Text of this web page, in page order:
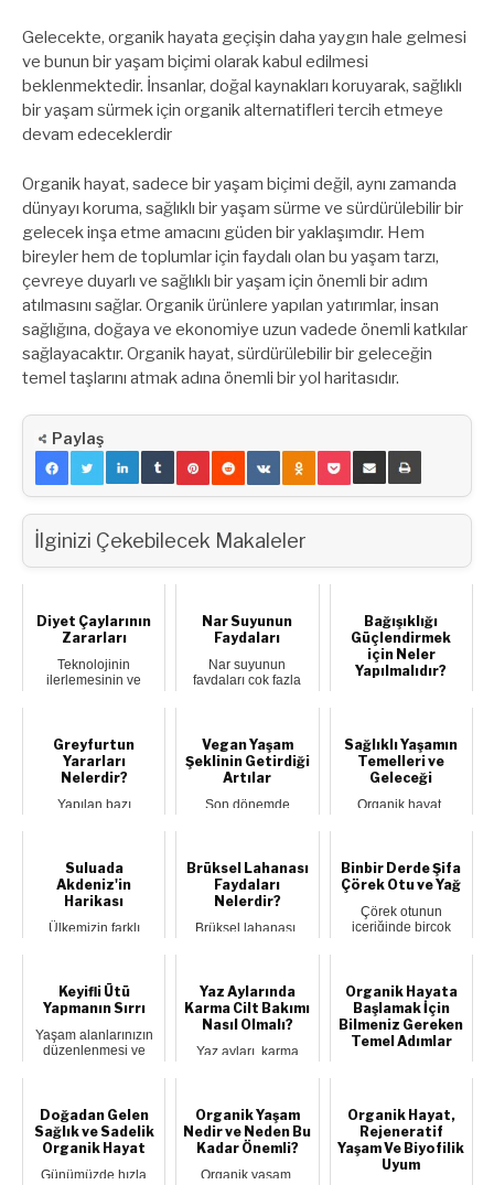
Gelecekte, organik hayata geçişin daha yaygın hale gelmesi
ve bunun bir yaşam biçimi olarak kabul edilmesi
beklenmektedir. İnsanlar, doğal kaynakları koruyarak, sağlıklı
bir yaşam sürmek için organik alternatifleri tercih etmeye
devam edeceklerdir
Organik hayat, sadece bir yaşam biçimi değil, aynı zamanda
dünyayı koruma, sağlıklı bir yaşam sürme ve sürdürülebilir bir
gelecek inşa etme amacını güden bir yaklaşımdır. Hem
bireyler hem de toplumlar için faydalı olan bu yaşam tarzı,
çevreye duyarlı ve sağlıklı bir yaşam için önemli bir adım
atılmasını sağlar. Organik ürünlere yapılan yatırımlar, insan
sağlığına, doğaya ve ekonomiye uzun vadede önemli katkılar
sağlayacaktır. Organik hayat, sürdürülebilir bir geleceğin
temel taşlarını atmak adına önemli bir yol haritasıdır.
Paylaş
İlginizi Çekebilecek Makaleler
Diyet Çaylarının
Zararları
Teknolojinin
ilerlemesinin ve
Nar Suyunun
Faydaları
Nar suyunun
faydaları çok fazla
Bağışıklığı
Güçlendirmek
için Neler
Yapılmalıdır?
bağışıklık sist...
Greyfurtun
Yararları
Nelerdir?
Yapılan bazı
kalp ha...
Vegan Yaşam
Şeklinin Getirdiği
Artılar
Son dönemde
Sağlıklı Yaşamın
Temelleri ve
Geleceği
Organik hayat,
Suluada
Akdeniz'in
Harikası
Ülkemizin farklı
Brüksel Lahanası
Faydaları
Nelerdir?
Brüksel lahanası,
değe...
Binbir Derde Şifa
Çörek Otu ve Yağ
Çörek otunun
içeriğinde birçok
Keyifli Ütü
Yapmanın Sırrı
Yaşam alanlarınızın
düzenlenmesi ve
Yaz Aylarında
Karma Cilt Bakımı
Nasıl Olmalı?
Yaz ayları, karma
Organik Hayata
Başlamak İçin
Bilmeniz Gereken
Temel Adımlar
birlikte organ...
Doğadan Gelen
Sağlık ve Sadelik
Organik Hayat
Günümüzde hızla
Organik Yaşam
Nedir ve Neden Bu
Kadar Önemli?
Organik yaşam,
Organik Hayat,
Rejeneratif
Yaşam Ve Biyofilik
Uyum